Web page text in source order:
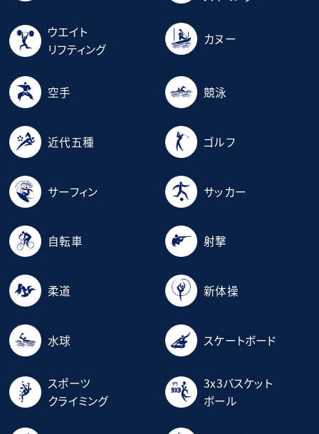
ウエイト
リフティング
カヌー
空手 競泳
近代五種 ゴルフ
サーフィン サッカー
自転車 射撃
柔道 新体操
水球 スケートボード
スポーツ
クライミング
3x3バスケット
ボール